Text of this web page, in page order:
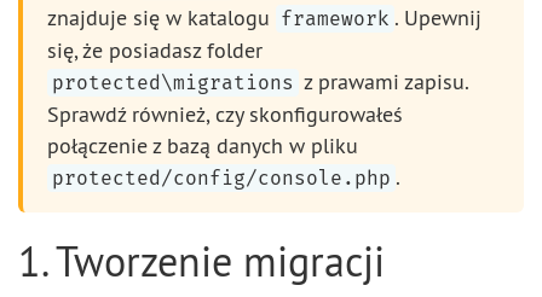
znajduje się w katalogu framework . Upewnij
się, że posiadasz folder
protected\migrations z prawami zapisu.
Sprawdź również, czy skonfigurowałeś
połączenie z bazą danych w pliku
protected/config/console.php .
1. Tworzenie migracji